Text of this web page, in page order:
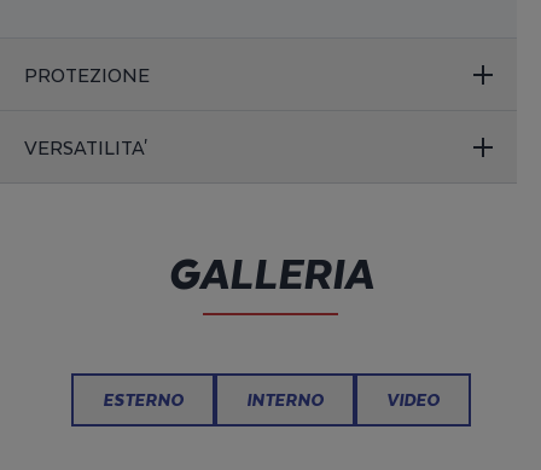
PROTEZIONE
VERSATILITA'
GALLERIA
ESTERNO INTERNO VIDEO